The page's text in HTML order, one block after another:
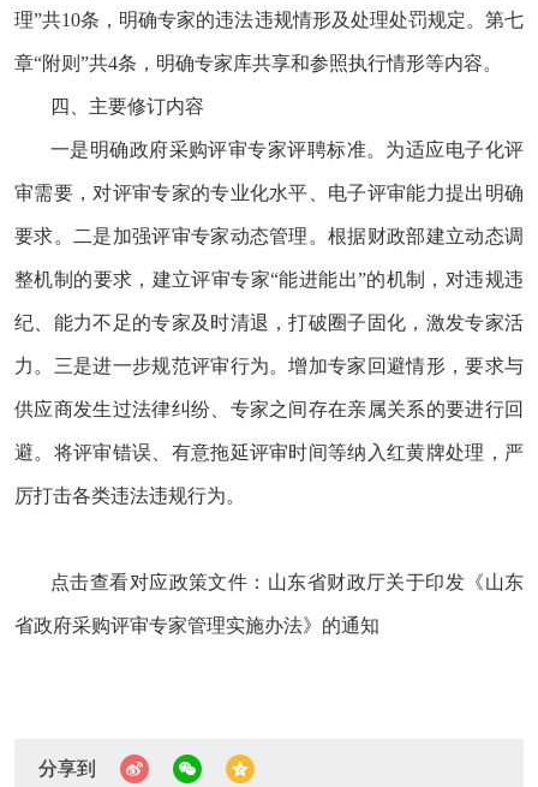
理”共10条，明确专家的违法违规情形及处理处罚规定。第七
章“附则”共4条，明确专家库共享和参照执行情形等内容。
四、主要修订内容
一是明确政府采购评审专家评聘标准。为适应电子化评
审需要，对评审专家的专业化水平、电子评审能力提出明确
要求。二是加强评审专家动态管理。根据财政部建立动态调
整机制的要求，建立评审专家“能进能出”的机制，对违规违
纪、能力不足的专家及时清退，打破圈子固化，激发专家活
力。三是进一步规范评审行为。增加专家回避情形，要求与
供应商发生过法律纠纷、专家之间存在亲属关系的要进行回
避。将评审错误、有意拖延评审时间等纳入红黄牌处理，严
厉打击各类违法违规行为。
点击查看对应政策文件： 山东省财政厅关于印发《山东
省政府采购评审专家管理实施办法》的通知
分享到